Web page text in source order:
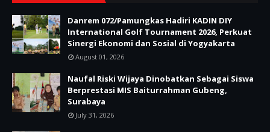
Danrem 072/Pamungkas Hadiri KADIN DIY
International Golf Tournament 2026, Perkuat
Sinergi Ekonomi dan Sosial di Yogyakarta
August 01, 2026
Naufal Riski Wijaya Dinobatkan Sebagai Siswa
Berprestasi MIS Baiturrahman Gubeng,
Surabaya
July 31, 2026